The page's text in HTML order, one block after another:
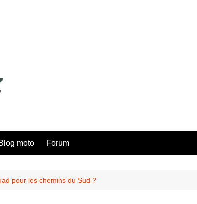
moto Forum
pour les chemins du Sud ?